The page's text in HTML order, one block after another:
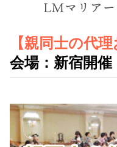
【親同士の代
会場：新宿開催